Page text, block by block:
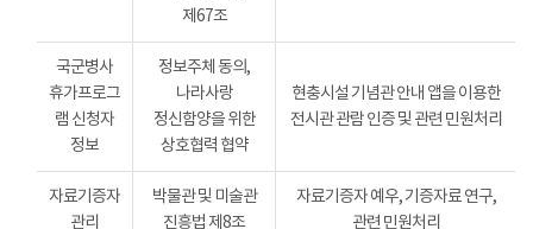
제67조
국군병사
휴가프로그
램 신청자
정보
정보주체 동의,
나라사랑
정신함양을 위한
상호협력 협약
현충시설 기념관 안내 앱을 이용한
전시관 관람 인증 및 관련 민원처리
자료기증자
관리
박물관 및 미술관
진흥법 제8조
자료기증자 예우, 기증자료 연구,
관련 민원처리